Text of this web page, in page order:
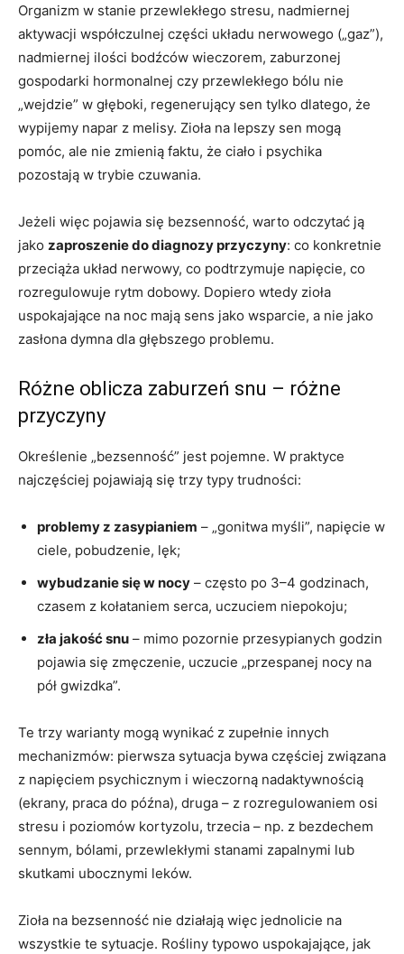
Organizm w stanie przewlekłego stresu, nadmiernej
aktywacji współczulnej części układu nerwowego („gaz”),
nadmiernej ilości bodźców wieczorem, zaburzonej
gospodarki hormonalnej czy przewlekłego bólu nie
„wejdzie” w głęboki, regenerujący sen tylko dlatego, że
wypijemy napar z melisy. Zioła na lepszy sen mogą
pomóc, ale nie zmienią faktu, że ciało i psychika
pozostają w trybie czuwania.
Jeżeli więc pojawia się bezsenność, warto odczytać ją
jako zaproszenie do diagnozy przyczyny: co konkretnie
przeciąża układ nerwowy, co podtrzymuje napięcie, co
rozregulowuje rytm dobowy. Dopiero wtedy zioła
uspokajające na noc mają sens jako wsparcie, a nie jako
zasłona dymna dla głębszego problemu.
Różne oblicza zaburzeń snu – różne
przyczyny
Określenie „bezsenność” jest pojemne. W praktyce
najczęściej pojawiają się trzy typy trudności:
problemy z zasypianiem – „gonitwa myśli”, napięcie w
ciele, pobudzenie, lęk;
wybudzanie się w nocy – często po 3–4 godzinach,
czasem z kołataniem serca, uczuciem niepokoju;
zła jakość snu – mimo pozornie przesypianych godzin
pojawia się zmęczenie, uczucie „przespanej nocy na
pół gwizdka”.
Te trzy warianty mogą wynikać z zupełnie innych
mechanizmów: pierwsza sytuacja bywa częściej związana
z napięciem psychicznym i wieczorną nadaktywnością
(ekrany, praca do późna), druga – z rozregulowaniem osi
stresu i poziomów kortyzolu, trzecia – np. z bezdechem
sennym, bólami, przewlekłymi stanami zapalnymi lub
skutkami ubocznymi leków.
Zioła na bezsenność nie działają więc jednolicie na
wszystkie te sytuacje. Rośliny typowo uspokajające, jak